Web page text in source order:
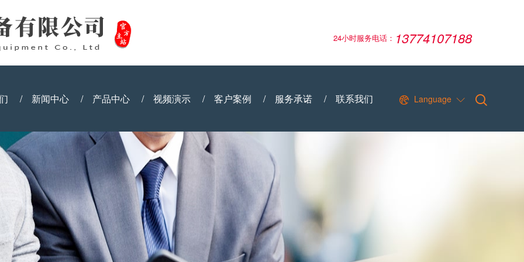
24小时服务电话： 13774107188
/ 新闻中心 / 产品中心 / 视频演示 / 客户案例 / 服务承诺 / 联系我们 Language  